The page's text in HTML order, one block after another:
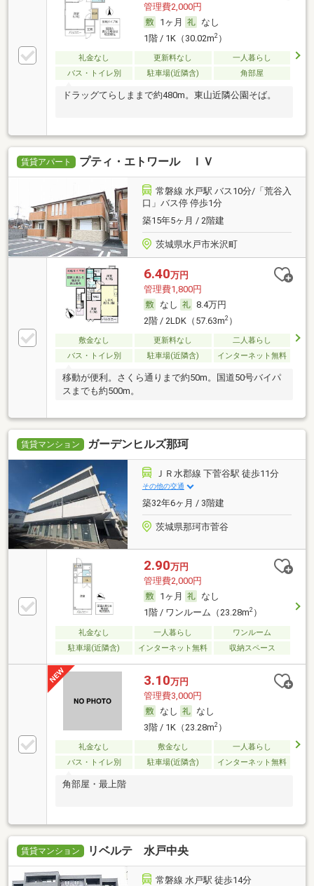
管理費2,000円
1ヶ月
なし
1階 / 1K（30.02m2）
礼金なし 更新料なし
一人暮らし
バス・トイレ別
駐車場(近隣含) 角部屋
ドラッグてらしままで約480m。東山近隣公園そば。
賃貸アパート プティ・エトワール ＩＶ
常磐線 水戸駅 バス10分/「荒谷入
口」バス停 停歩1分
築15年5ヶ月 / 2階建
茨城県水戸市米沢町
6.40万円
管理費1,800円
なし
8.4万円
2階 / 2LDK（57.63m2）
敷金なし 更新料なし
二人暮らし
バス・トイレ別
駐車場(近隣含) インターネット無料
移動が便利。さくら通りまで約50m。国道50号バイパ
スまでも約500m。
賃貸マンション ガーデンヒルズ那珂
ＪＲ水郡線 下菅谷駅 徒歩11分
その他の交通
築32年6ヶ月 / 3階建
茨城県那珂市菅谷
2.90万円
管理費2,000円
1ヶ月
なし
1階 / ワンルーム（23.28m2）
礼金なし 一人暮らし
ワンルーム
駐車場(近隣含)
インターネット無料 収納スペース
3.10万円
管理費3,000円
なし
なし
3階 / 1K（23.28m2）
礼金なし 敷金なし
一人暮らし
バス・トイレ別
駐車場(近隣含) インターネット無料
角部屋・最上階
賃貸マンション リベルテ 水戸中央
常磐線 水戸駅 徒歩14分